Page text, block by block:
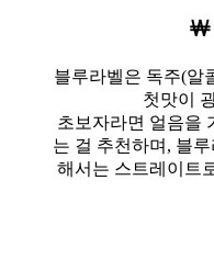
￦
블루라벨은 독주(알
첫맛이
초보자라면 얼음을
는 걸 추천하며, 블
해서는 스트레이트